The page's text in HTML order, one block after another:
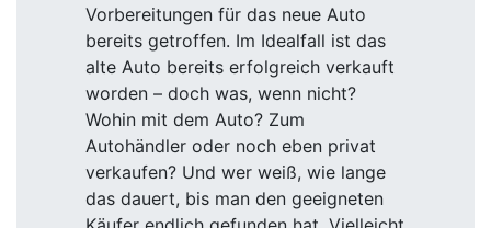
Vorbereitungen für das neue Auto
bereits getroffen. Im Idealfall ist das
alte Auto bereits erfolgreich verkauft
worden – doch was, wenn nicht?
Wohin mit dem Auto? Zum
Autohändler oder noch eben privat
verkaufen? Und wer weiß, wie lange
das dauert, bis man den geeigneten